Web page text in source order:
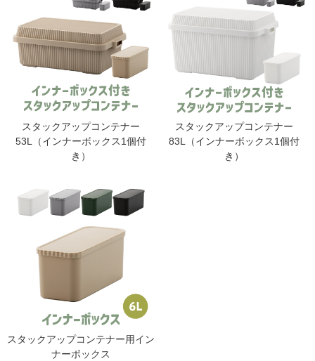
スタックアップコンテナー
53L（インナーボックス1個付
き）
スタックアップコンテナー
83L（インナーボックス1個付
き）
スタックアップコンテナー用イン
ナーボックス